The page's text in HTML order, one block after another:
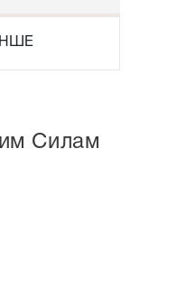
ІНШЕ
Силам